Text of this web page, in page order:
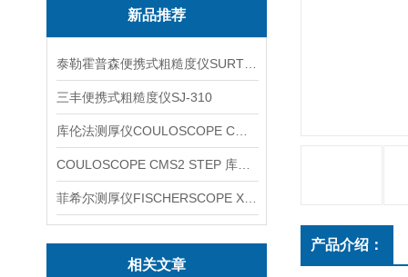
新品推荐
三丰便携式粗糙度仪SJ-310
相关文章
产品介绍：